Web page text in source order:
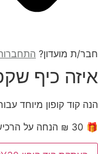
חבר/ת מועדון?
איזה כיף
הנה קוד קופון מיוחד
🎁 30 ₪ הנחה על הרכישה הראשונה